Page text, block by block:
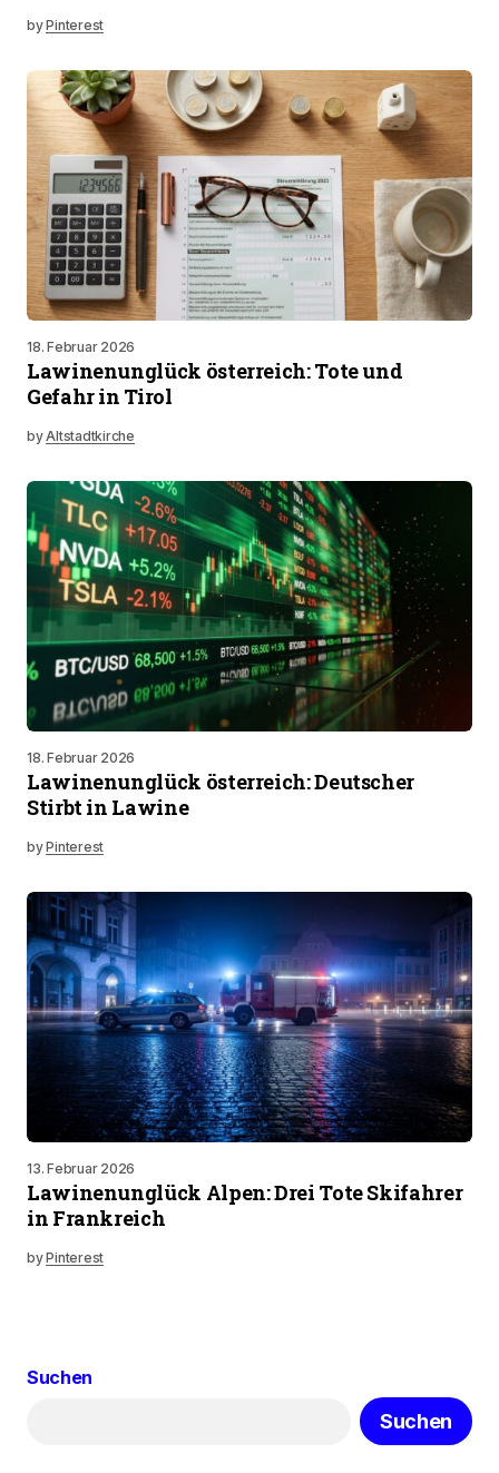
byPinterest
18. Februar 2026
Lawinenunglück österreich: Tote und
Gefahr in Tirol
byAltstadtkirche
18. Februar 2026
Lawinenunglück österreich: Deutscher
Stirbt in Lawine
byPinterest
13. Februar 2026
Lawinenunglück Alpen: Drei Tote Skifahrer
in Frankreich
byPinterest
Suchen
Suchen